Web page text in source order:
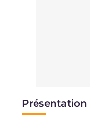
Présentation